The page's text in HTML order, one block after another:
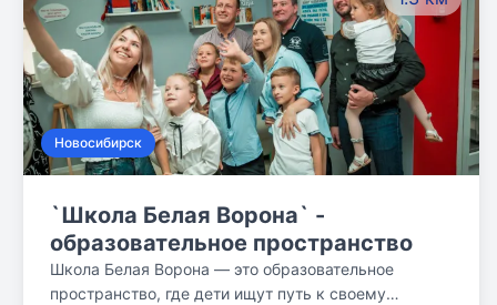
Новосибирск
`Школа Белая Ворона` -
образовательное пространство
Школа Белая Ворона — это образовательное
пространство, где дети ищут путь к своему